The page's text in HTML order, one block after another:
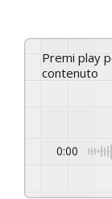
Premi play per ascoltare questo
contenuto
0:00